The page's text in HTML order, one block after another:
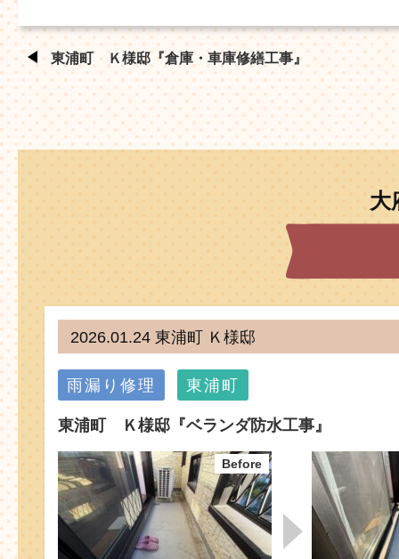
東浦町 Ｋ様邸『倉庫・車庫修繕工事』
大
2026.01.24 東浦町 Ｋ様邸
雨漏り修理 東浦町
東浦町 Ｋ様邸『ベランダ防水工事』